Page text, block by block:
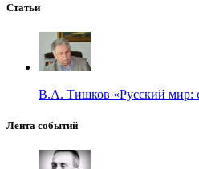
Статьи
В.А. Тишков «Русский мир:
Лента событий